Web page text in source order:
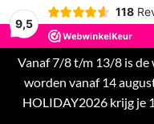
9,5
118
Vanaf 7/8 t/m 13/8 is de
worden vanaf 14
HOLIDAY2026 krijg je